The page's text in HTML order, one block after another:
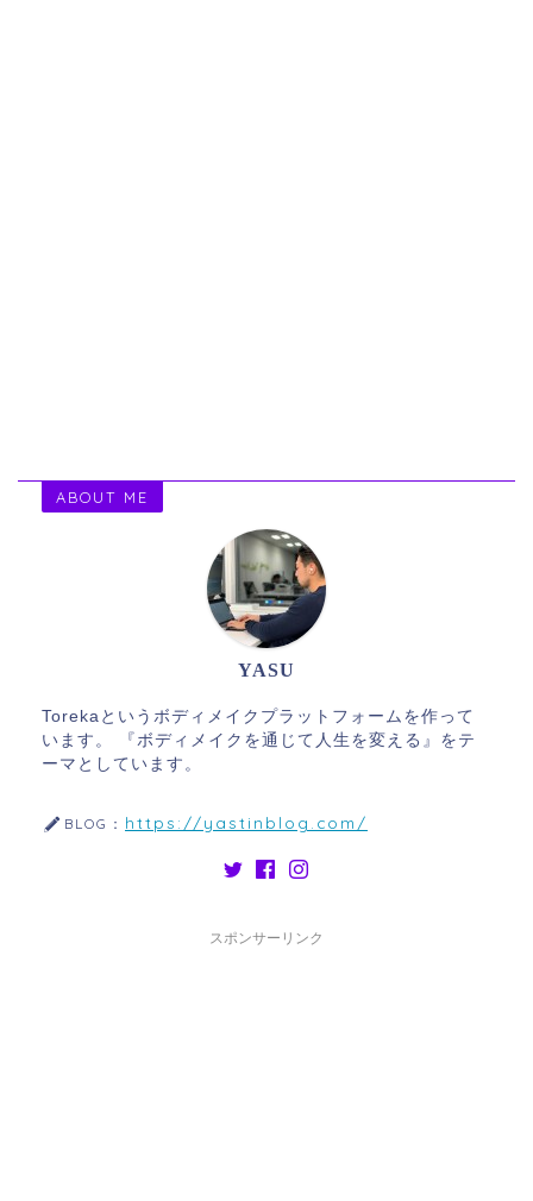
ABOUT ME
YASU
Torekaというボディメイクプラットフォームを作って
います。 『ボディメイクを通じて人生を変える』をテ
ーマとしています。
BLOG： https://yastinblog.com/
スポンサーリンク